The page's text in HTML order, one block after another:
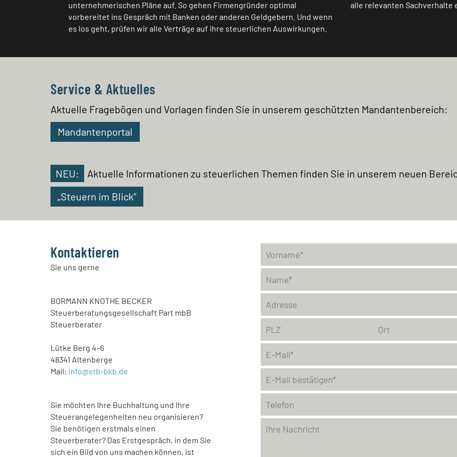
unternehmerischen Pläne auf. So gehen Firmengründer optimal
vorbereitet ins Gespräch mit Banken oder anderen Geldgebern. Und wenn
es los geht, prüfen wir alle Verträge auf ihre steuerlichen Auswirkungen.
alle relevanten Sachverhalte
Service & Aktuelles
Aktuelle Fragebögen und Vorlagen finden Sie in unserem geschützten Mandantenbereich:
Mandantenportal
NEU: Aktuelle Informationen zu steuerlichen Themen finden Sie in unserem neuen
„Steuern im Blick“
Kontaktieren
Sie uns gerne
BORMANN KNOTHE BECKER
Steuerberatungsgesellschaft Part mbB
Steuerberater
Lütke Berg 4–6
48341 Altenberge
Mail: info@stb-bkb.de
Sie möchten Ihre Buchhaltung und Ihre
Steuerangelegenheiten neu organisieren?
Sie benötigen erstmals einen
Steuerberater? Das Erstgespräch, in dem Sie
sich ein Bild von uns machen können, ist